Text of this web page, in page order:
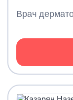
Врач